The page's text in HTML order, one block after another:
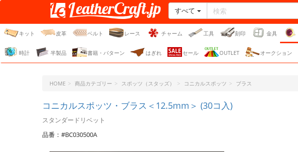
レザークラフト・ドット・
ジェーピー
すべて
キット 皮革 ベルト レース チャーム 工具 刻印 金具
時計 半製品 書籍・パターン はぎれ セール OUTLET オークション
HOME 商品カテゴリー スポッツ（スタッズ） コニカルスポッツ ブラス
コニカルスポッツ・ブラス＜12.5mm＞ (30コ入)
スタンダードリベット
品番：#BC030500A